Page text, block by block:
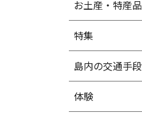
お土産・特産品
特集
島内の交通手段
体験